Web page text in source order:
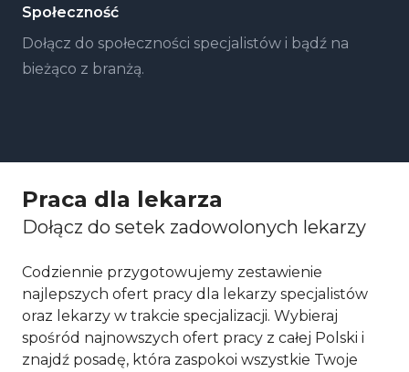
Społeczność
Dołącz do społeczności specjalistów i bądź na
bieżąco z branżą.
Praca dla lekarza
Dołącz do setek zadowolonych lekarzy
Codziennie przygotowujemy zestawienie
najlepszych ofert pracy dla lekarzy specjalistów
oraz lekarzy w trakcie specjalizacji. Wybieraj
spośród najnowszych ofert pracy z całej Polski i
znajdź posadę, która zaspokoi wszystkie Twoje